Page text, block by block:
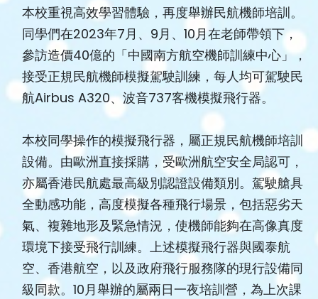
本校重視高效學習體驗，再度舉辦民航機師培訓。
同學們在2023年7月、9月、10月在老師帶領下，
參訪造價40億的「中國南方航空機師訓練中心」，
接受正規民航機師模擬駕駛訓練，每人均可駕駛民
航Airbus A320、波音737客機模擬飛行器。
本校同學操作的模擬飛行器，屬正規民航機師培訓
設備。由歐洲直接採購，受歐洲航空安全局認可，
亦屬香港民航處最高級別認證設備類別。駕駛艙具
全動感功能，高度模擬各種飛行場景，包括惡劣天
氣、複雜地形及緊急情況，使機師能夠在高像真度
環境下接受飛行訓練。上述模擬飛行器與國泰航
空、香港航空，以及政府飛行服務隊的現行設備同
級同款。10月舉辦的屬兩日一夜培訓營，為上次課